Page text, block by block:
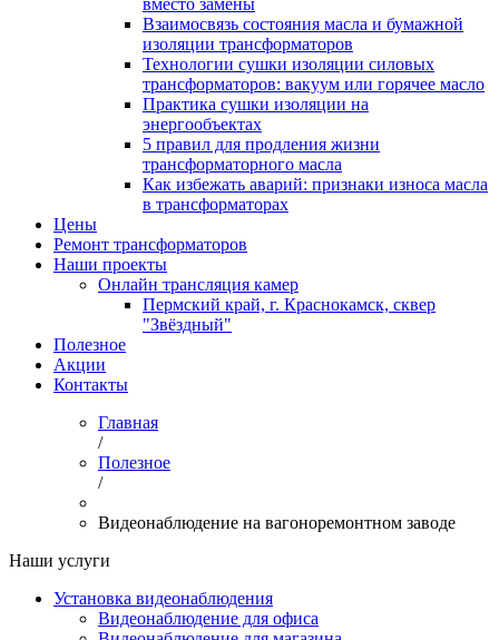
Взаимосвязь состояния масла и бумажной
изоляции трансформаторов
Технологии сушки изоляции силовых
трансформаторов: вакуум или горячее масло
Практика сушки изоляции на
энергообъектах
5 правил для продления жизни
трансформаторного масла
Как избежать аварий: признаки износа масла
в трансформаторах
Цены
Ремонт трансформаторов
Наши проекты
Онлайн трансляция камер
Пермский край, г. Краснокамск, сквер
"Звёздный"
Полезное
Акции
Контакты
Главная
/
Полезное
/
Видеонаблюдение на вагоноремонтном заводе
Наши услуги
Установка видеонаблюдения
Видеонаблюдение для офиса